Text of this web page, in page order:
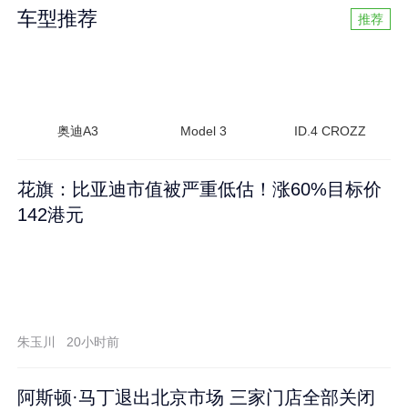
车型推荐 推荐
奥迪A3 Model 3 ID.4 CROZZ
花旗：比亚迪市值被严重低估！涨60%目标价
142港元
朱玉川 20小时前
阿斯顿·马丁退出北京市场 三家门店全部关闭